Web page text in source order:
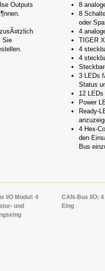
Outputs
Sie
8
8
oder
4
TIGER
4
4
3 LEDs
Status
12
Power
Ready-
4 Hex-
den
Bus
I/O Modul: 4
und
CAN-Bus I/O:
Eing